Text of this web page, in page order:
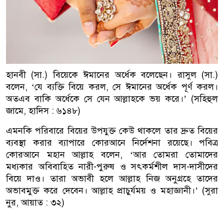
হানবী (সা.) বিয়েকে ঈমানের অর্ধেক বলেছেন। রাসুল (সা.)
বলেন, ‘যে ব্যক্তি বিয়ে করল, সে ঈমানের অর্ধেক পূর্ণ করল।
অতএব বাকি অর্ধেকে সে যেন আল্লাহকে ভয় করে।’ (সহিহুল
জামে, হাদিস : ৬১৪৮)
এমনকি পরিবারে বিয়ের উপযুক্ত কেউ থাকলে তার দ্রুত বিয়ের
ব্যবস্থা করার ব্যাপারে কোরআনে নির্দেশনা রয়েছে। পবিত্র
কোরআনে মহান আল্লাহ বলেন, ‘আর তোমরা তোমাদের
মধ্যকার অবিবাহিত নারী-পুরুষ ও সৎকর্মশীল দাস-দাসীদের
বিয়ে দাও। তারা অভাবী হলে আল্লাহ নিজ অনুগ্রহে তাদের
অভাবমুক্ত করে দেবেন। আল্লাহ প্রাচুর্যময় ও মহাজ্ঞানী।’ (সুরা
নুর, আয়াত : ৩২)